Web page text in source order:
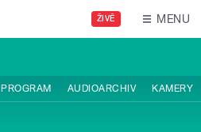
ŽIVĚ MENU
PROGRAM AUDIOARCHIV KAMERY